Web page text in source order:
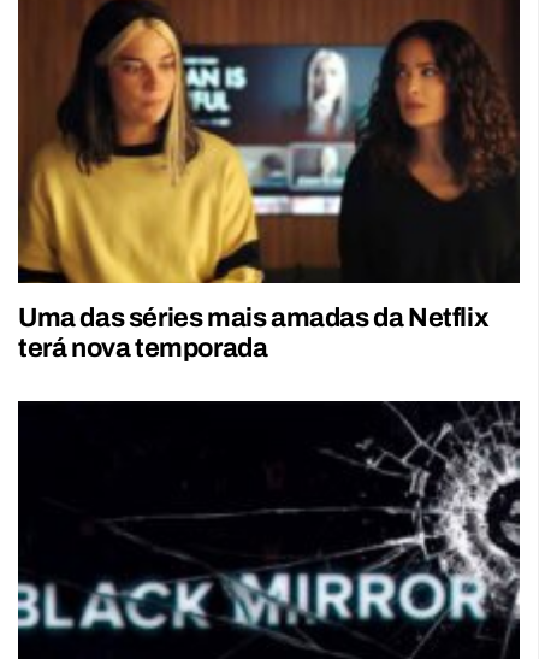
Uma das séries mais amadas da Netflix
terá nova temporada